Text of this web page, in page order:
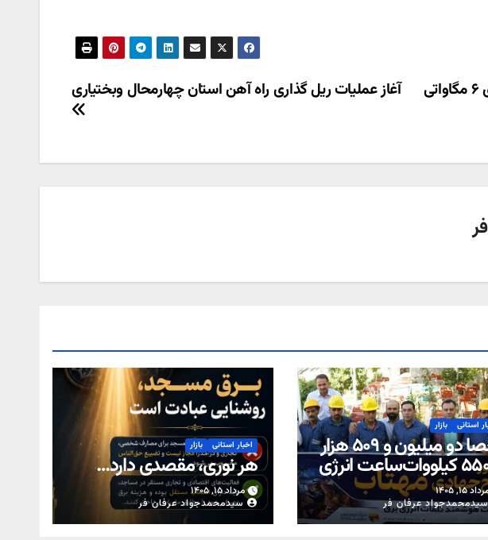
آغاز عملیات ریل گذاری راه آهن استان چهارمحال وبختیاری
نیمی از ظرفیت تولیدبرق نیروگاه خورشیدی ۶ مگاواتی
استانی بازار
احصا دو میلیون و ۵۰۹ هزار
و ۵۵۰ کیلووات‌ساعت انرژی
محل تعویض کنتورهای
در یزد
۱۵, ۱۴۰۵
سیدمحمدجواد عرفان فر
اخبار استانی بازار
هر نوری، مقصدی دارد…
مرداد ۱۵, ۱۴۰۵
سیدمحمدجواد عرفان فر